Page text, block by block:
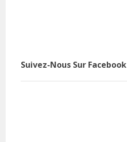
Suivez-Nous Sur Facebook